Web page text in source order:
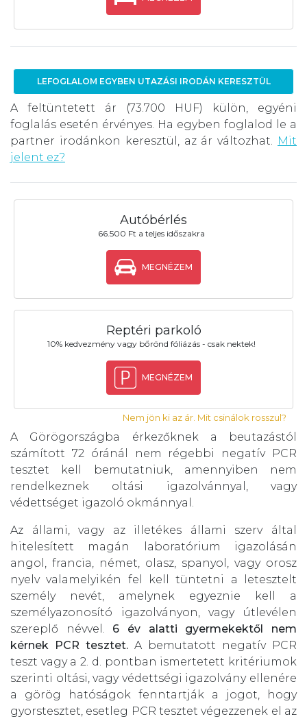
LEFOGLALOM EGYBEN UTAZÁSI IRODÁN KERESZTÜL
A feltüntetett ár (73.700 HUF) külön, egyéni
foglalás esetén érvényes. Ha egyben foglalod le a
partner irodánkon keresztül, az ár változhat.
Mit
jelent ez?
Autóbérlés
66.500 Ft a teljes időszakra
MEGNÉZEM
Reptéri parkoló
10% kedvezmény vagy bőrönd fóliázás - csak nektek!
MEGNÉZEM
Nem jön ki az ár. Mit csinálok rosszul?
A Görögországba érkezőknek a beutazástól
számított 72 óránál nem régebbi negatív PCR
tesztet kell bemutatniuk, amennyiben nem
rendelkeznek oltási igazolvánnyal, vagy
védettséget igazoló okmánnyal.
Az állami, vagy az illetékes állami szerv által
hitelesített magán laboratórium igazolásán
angol, francia, német, olasz, spanyol, vagy orosz
nyelv valamelyikén fel kell tüntetni a letesztelt
személy nevét, amelynek egyeznie kell a
személyazonosító igazolványon, vagy útlevélen
szereplő névvel. 6 év alatti gyermekektől nem
kérnek PCR tesztet. A bemutatott negatív PCR
teszt vagy a 2. d. pontban ismertetett kritériumok
szerinti oltási, vagy védettségi igazolvány ellenére
a görög hatóságok fenntartják a jogot, hogy
gyorstesztet, esetleg PCR tesztet végezzenek el az